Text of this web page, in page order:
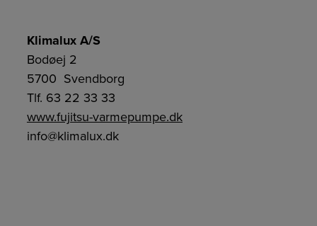
Klimalux A/S
Bodøej 2
5700 Svendborg
Tlf. 63 22 33 33
www.fujitsu-varmepumpe.dk
info@klimalux.dk